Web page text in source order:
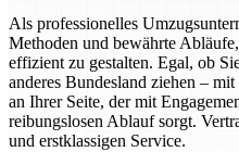
Als professionelles
Methoden und bewährte
effizient zu gestalten. Egal, ob
anderes Bundesland ziehen –
an Ihrer Seite, der mit
reibungslosen Ablauf sorgt.
und erstklassigen Service.